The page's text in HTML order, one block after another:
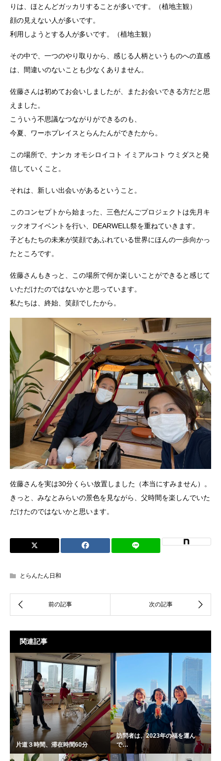
りは、ほとんどガッカリすることが多いです。（植地主観）
顔の見えない人が多いです。
利用しようとする人が多いです。（植地主観）
その中で、一つのやり取りから、感じる人柄というものへの直感
は、間違いのないことも少なくありません。
佐藤さんは初めてお会いしましたが、またお会いできる方だと思
えました。
こういう不思議なつながりができるのも、
今夏、ワーホプレイスとらんたんができたから。
この場所で、ナンカ オモシロイコト イミアルコト ウミダスと発
信していくこと。
それは、新しい出会いがあるということ。
このコンセプトから始まった、三色だんごプロジェクトは先月キ
ックオフイベントを行い、DEARWELL祭を重ねていきます。
子どもたちの未来が笑顔であふれている世界にほんの一歩向かっ
たところです。
佐藤さんもきっと、この場所で何か楽しいことができると感じて
いただけたのではないかと思っています。
私たちは、終始、笑顔でしたから。
佐藤さんを実は30分くらい放置しました（本当にすみません）。
きっと、みなとみらいの景色を見ながら、父時間を楽しんでいた
だけたのではないかと思います。
とらんたん日和
関連記事
片道３時間、滞在時間60分
訪問者は、2023年の福を運ん
で…